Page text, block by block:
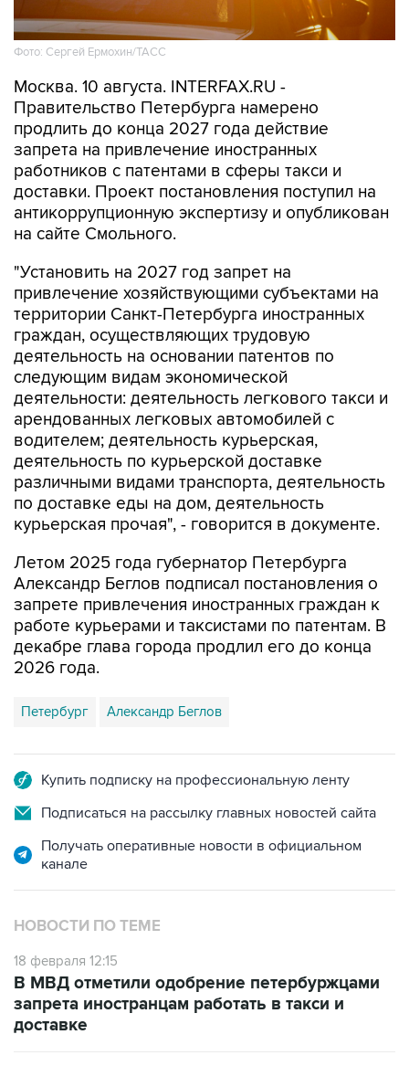
Фото: Сергей Ермохин/ТАСС
Москва. 10 августа. INTERFAX.RU -
Правительство Петербурга намерено
продлить до конца 2027 года действие
запрета на привлечение иностранных
работников с патентами в сферы такси и
доставки. Проект постановления поступил на
антикоррупционную экспертизу и опубликован
на сайте Смольного.
"Установить на 2027 год запрет на
привлечение хозяйствующими субъектами на
территории Санкт-Петербурга иностранных
граждан, осуществляющих трудовую
деятельность на основании патентов по
следующим видам экономической
деятельности: деятельность легкового такси и
арендованных легковых автомобилей с
водителем; деятельность курьерская,
деятельность по курьерской доставке
различными видами транспорта, деятельность
по доставке еды на дом, деятельность
курьерская прочая", - говорится в документе.
Летом 2025 года губернатор Петербурга
Александр Беглов подписал постановления о
запрете привлечения иностранных граждан к
работе курьерами и таксистами по патентам. В
декабре глава города продлил его до конца
2026 года.
Петербург Александр Беглов
Купить подписку на профессиональную ленту
Подписаться на рассылку главных новостей сайта
Получать оперативные новости в официальном
канале
НОВОСТИ ПО ТЕМЕ
18 февраля 12:15
В МВД отметили одобрение петербуржцами
запрета иностранцам работать в такси и
доставке